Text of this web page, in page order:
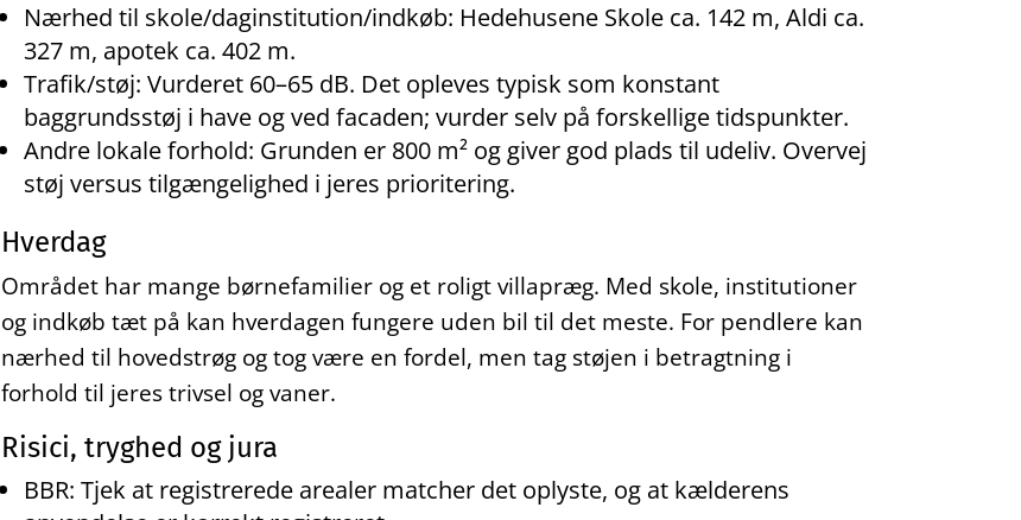
Nærhed til skole/daginstitution/indkøb: Hedehusene Skole ca. 142 m, Aldi ca.
327 m, apotek ca. 402 m.
Trafik/støj: Vurderet 60–65 dB. Det opleves typisk som konstant
baggrundsstøj i have og ved facaden; vurder selv på forskellige tidspunkter.
Andre lokale forhold: Grunden er 800 m² og giver god plads til udeliv. Overvej
støj versus tilgængelighed i jeres prioritering.
Hverdag
Området har mange børnefamilier og et roligt villapræg. Med skole, institutioner
og indkøb tæt på kan hverdagen fungere uden bil til det meste. For pendlere kan
nærhed til hovedstrøg og tog være en fordel, men tag støjen i betragtning i
forhold til jeres trivsel og vaner.
Risici, tryghed og jura
BBR: Tjek at registrerede arealer matcher det oplyste, og at kælderens